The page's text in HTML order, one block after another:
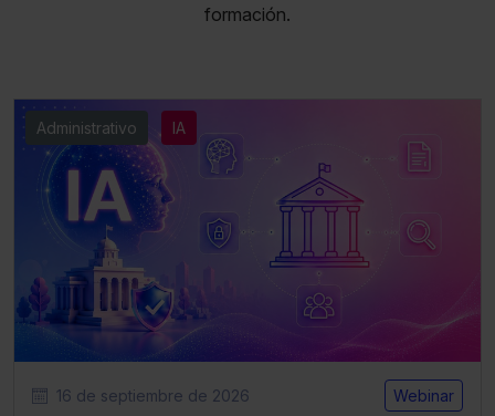
formación.
Administrativo IA
16 de septiembre de 2026 Webinar